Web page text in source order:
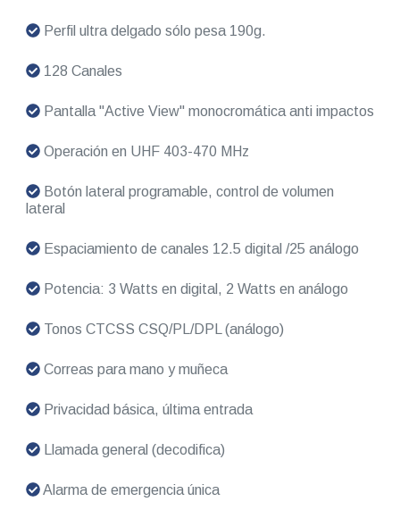
Perfil ultra delgado sólo pesa 190g.
128 Canales
Pantalla "Active View" monocromática anti impactos
Operación en UHF 403-470 MHz
Botón lateral programable, control de volumen
lateral
Espaciamiento de canales 12.5 digital /25 análogo
Potencia: 3 Watts en digital, 2 Watts en análogo
Tonos CTCSS CSQ/PL/DPL (análogo)
Correas para mano y muñeca
Privacidad básica, última entrada
Llamada general (decodifica)
Alarma de emergencia única